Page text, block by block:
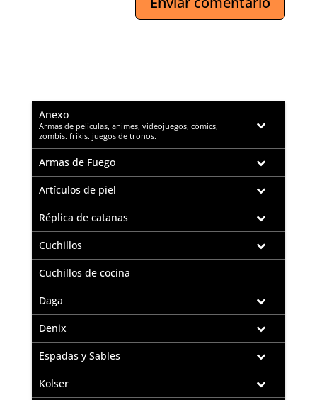
Anexo
–
Armas de películas, animes, videojuegos, cómics,
zombís. fríkis. juegos de tronos.
Armas de Fuego
Artículos de piel
Réplica de catanas
Cuchillos
Cuchillos de cocina
Daga
Denix
Espadas y Sables
Kolser